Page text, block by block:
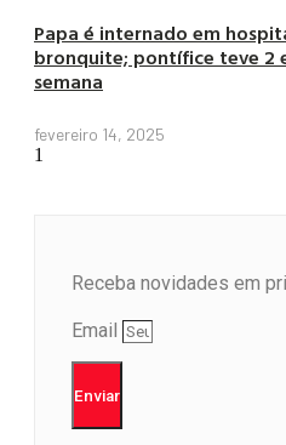
Papa é internado em
bronquite; pontífice teve 2
semana
fevereiro 14, 2025
Receba novidades em
Email
Enviar